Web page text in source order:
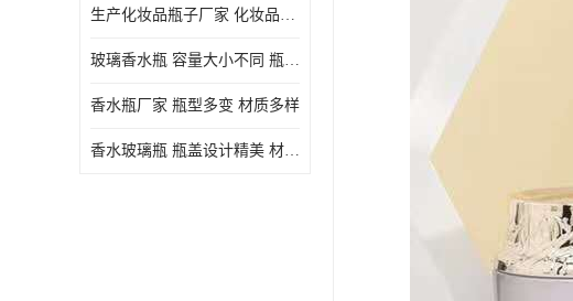
生产化妆品瓶子厂家 化妆品玻璃瓶 采用塑料或玻璃材质制成
玻璃香水瓶 容量大小不同 瓶盖设计精美
香水瓶厂家 瓶型多变 材质多样
香水玻璃瓶 瓶盖设计精美 材质多样